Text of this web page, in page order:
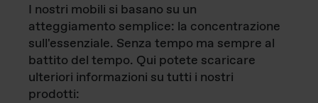
I nostri mobili si basano su un
atteggiamento semplice: la concentrazione
sull'essenziale. Senza tempo ma sempre al
battito del tempo. Qui potete scaricare
ulteriori informazioni su tutti i nostri
prodotti: